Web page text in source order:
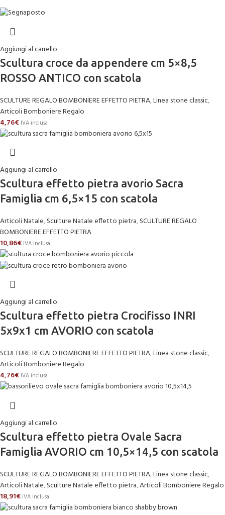
Aggiungi al carrello
Scultura croce da appendere cm 5×8,5
ROSSO ANTICO con scatola
SCULTURE REGALO BOMBONIERE EFFETTO PIETRA,Linea stone classic,
Articoli Bomboniere Regalo
4,76€ IVA inclusa
Aggiungi al carrello
Scultura effetto pietra avorio Sacra
Famiglia cm 6,5×15 con scatola
Articoli Natale,Sculture Natale effetto pietra,SCULTURE REGALO
BOMBONIERE EFFETTO PIETRA
10,86€ IVA inclusa
Aggiungi al carrello
Scultura effetto pietra Crocifisso INRI
5x9x1 cm AVORIO con scatola
SCULTURE REGALO BOMBONIERE EFFETTO PIETRA,Linea stone classic,
Articoli Bomboniere Regalo
4,76€ IVA inclusa
Aggiungi al carrello
Scultura effetto pietra Ovale Sacra
Famiglia AVORIO cm 10,5×14,5 con scatola
SCULTURE REGALO BOMBONIERE EFFETTO PIETRA,Linea stone classic,
Articoli Natale,Sculture Natale effetto pietra,Articoli Bomboniere Regalo
18,91€ IVA inclusa